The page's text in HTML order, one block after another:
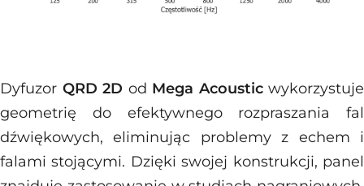
Dyfuzor QRD 2D od Mega Acousticwykorzystuje
geometrię do efektywnego rozpraszania fal
dźwiękowych, eliminując problemy z echem i
falami stojącymi. Dzięki swojej konstrukcji, panel